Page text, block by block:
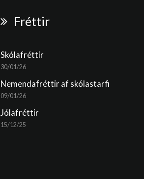
Fréttir
Skólafréttir
30/01/26
Nemendafréttir af skólastarfi
09/01/26
Jólafréttir
15/12/25